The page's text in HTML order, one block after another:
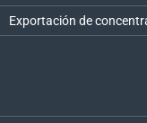
Exportación de